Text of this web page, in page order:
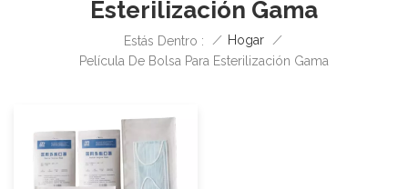
Esterilización Gama
Estás Dentro : / Hogar
/
Película De Bolsa Para Esterilización Gama